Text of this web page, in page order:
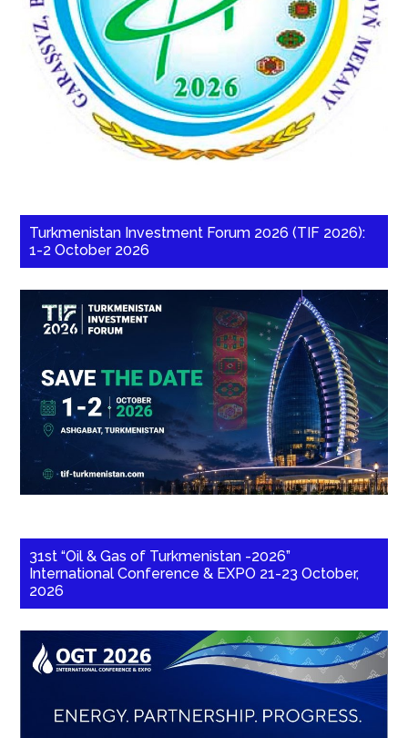
Turkmenistan Investment Forum 2026 (TIF 2026):
1-2 October 2026
31st “Oil & Gas of Turkmenistan -2026”
International Conference & EXPO 21-23 October,
2026